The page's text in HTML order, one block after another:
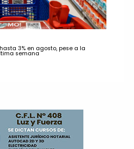
3% en agosto, pese a la
semana